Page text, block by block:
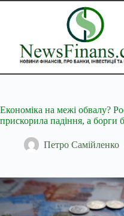
Перейти
Економіка на межі обвалу?
прискорила падіння, а борги
Петро Самійленко